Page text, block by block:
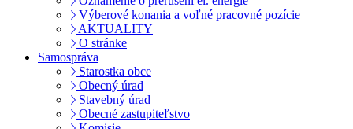
Výberové konania a voľné pracovné pozície
AKTUALITY
O stránke
Samospráva
Starostka obce
Obecný úrad
Stavebný úrad
Obecné zastupiteľstvo